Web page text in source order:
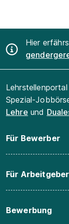
Hier
Spezial-
Lehre und
Für Bewerber
Für Arbeitgeber
Bewerbung